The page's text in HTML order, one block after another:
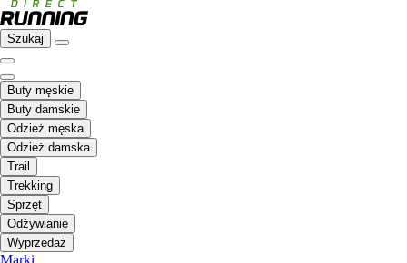
Szukaj
Buty męskie
Buty damskie
Odzież męska
Odzież damska
Trail
Trekking
Sprzęt
Odżywianie
Wyprzedaż
Marki